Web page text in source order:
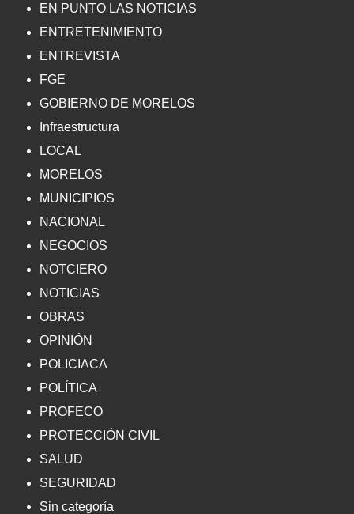
EN PUNTO LAS NOTICIAS
ENTRETENIMIENTO
ENTREVISTA
FGE
GOBIERNO DE MORELOS
Infraestructura
LOCAL
MORELOS
MUNICIPIOS
NACIONAL
NEGOCIOS
NOTCIERO
NOTICIAS
OBRAS
OPINIÓN
POLICIACA
POLÍTICA
PROFECO
PROTECCIÓN CIVIL
SALUD
SEGURIDAD
Sin categoría